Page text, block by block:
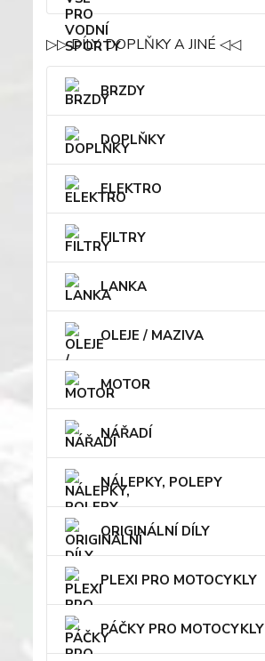
▷▷ DÍLY, DOPLŇKY A JINÉ ◁◁
BRZDY
DOPLŇKY
ELEKTRO
FILTRY
LANKA
OLEJE / MAZIVA
MOTOR
NÁŘADÍ
NÁLEPKY, POLEPY
ORIGINÁLNÍ DÍLY
PLEXI PRO MOTOCYKLY
PÁČKY PRO MOTOCYKLY